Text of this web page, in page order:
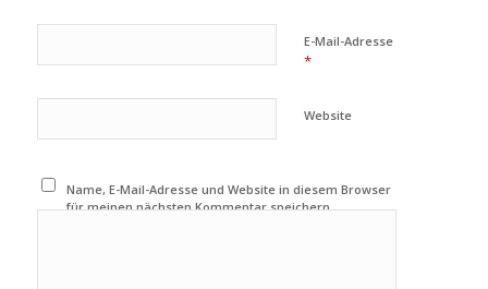
E-Mail-Adresse
*
Website
Name, E-Mail-Adresse und Website in diesem Browser
für meinen nächsten Kommentar speichern.